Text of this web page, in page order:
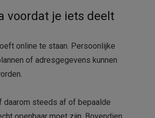
voordat je iets deelt
online te staan. Persoonlijke
of adresgegevens kunnen
daarom steeds af of bepaalde